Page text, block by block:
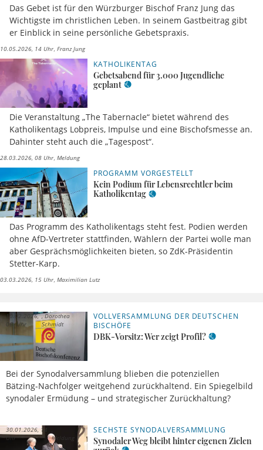
Das Gebet ist für den Würzburger Bischof Franz Jung das
Wichtigste im christlichen Leben. In seinem Gastbeitrag gibt
er Einblick in seine persönliche Gebetspraxis.
10.05.2026, 14 Uhr Franz Jung
KATHOLIKENTAG
Gebetsabend für 3.000 Jugendliche
geplant
Die Veranstaltung „The Tabernacle“ bietet während des
Katholikentags Lobpreis, Impulse und eine Bischofsmesse an.
Dahinter steht auch die „Tagespost“.
28.03.2026, 08 Uhr Meldung
PROGRAMM VORGESTELLT
Kein Podium für Lebensrechtler beim
Katholikentag
Das Programm des Katholikentags steht fest. Podien werden
ohne AfD-Vertreter stattfinden, Wählern der Partei wolle man
aber Gesprächsmöglichkeiten bieten, so ZdK-Präsidentin
Stetter-Karp.
03.03.2026, 15 Uhr Maximilian Lutz
VOLLVERSAMMLUNG DER DEUTSCHEN
BISCHÖFE
DBK-Vorsitz: Wer zeigt Profil?
Bei der Synodalversammlung blieben die potenziellen
Bätzing-Nachfolger weitgehend zurückhaltend. Ein Spiegelbild
synodaler Ermüdung – und strategischer Zurückhaltung?
10.02.2026,
06 Uhr
Dorothea
Schmidt
SECHSTE SYNODALVERSAMMLUNG
Synodaler Weg bleibt hinter eigenen Zielen
30.01.2026, 14
Uhr
Meldung